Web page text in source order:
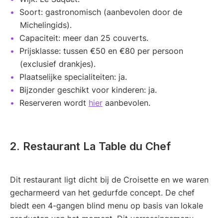
Soort: gastronomisch (aanbevolen door de
Michelingids).
Capaciteit: meer dan 25 couverts.
Prijsklasse: tussen €50 en €80 per persoon
(exclusief drankjes).
Plaatselijke specialiteiten: ja.
Bijzonder geschikt voor kinderen: ja.
Reserveren wordt hier aanbevolen.
2. Restaurant La Table du Chef
Dit restaurant ligt dicht bij de Croisette en we waren
gecharmeerd van het gedurfde concept. De chef
biedt een 4-gangen blind menu op basis van lokale